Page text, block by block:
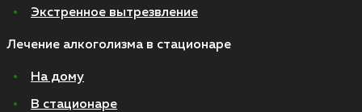
Экстренное вытрезвление
Лечение алкоголизма в стационаре
На дому
В стационаре